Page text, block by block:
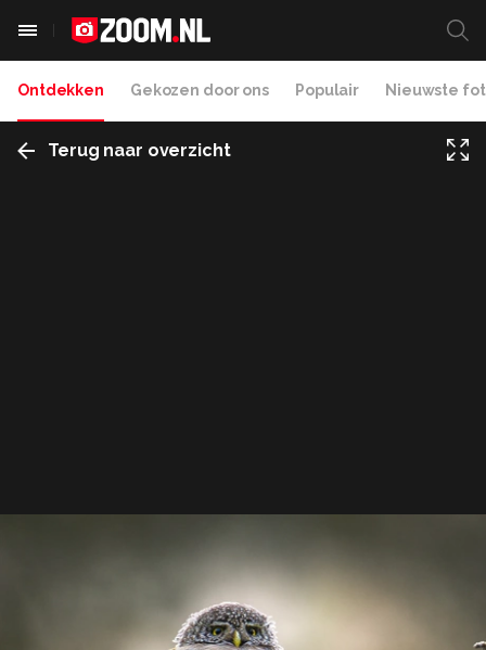
Ontdekken Gekozen door ons Populair Nieuwste
Terug naar overzicht